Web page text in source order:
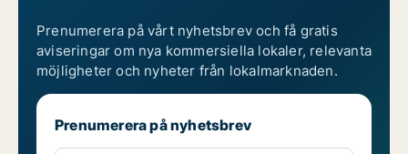
Prenumerera på vårt nyhetsbrev och få gratis
aviseringar om nya kommersiella lokaler, relevanta
möjligheter och nyheter från lokalmarknaden.
Prenumerera på nyhetsbrev